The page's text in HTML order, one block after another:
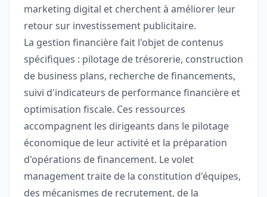
marketing digital et cherchent à améliorer leur
retour sur investissement publicitaire.
La gestion financière fait l'objet de contenus
spécifiques : pilotage de trésorerie, construction
de business plans, recherche de financements,
suivi d'indicateurs de performance financière et
optimisation fiscale. Ces ressources
accompagnent les dirigeants dans le pilotage
économique de leur activité et la préparation
d'opérations de financement. Le volet
management traite de la constitution d'équipes,
des mécanismes de recrutement, de la